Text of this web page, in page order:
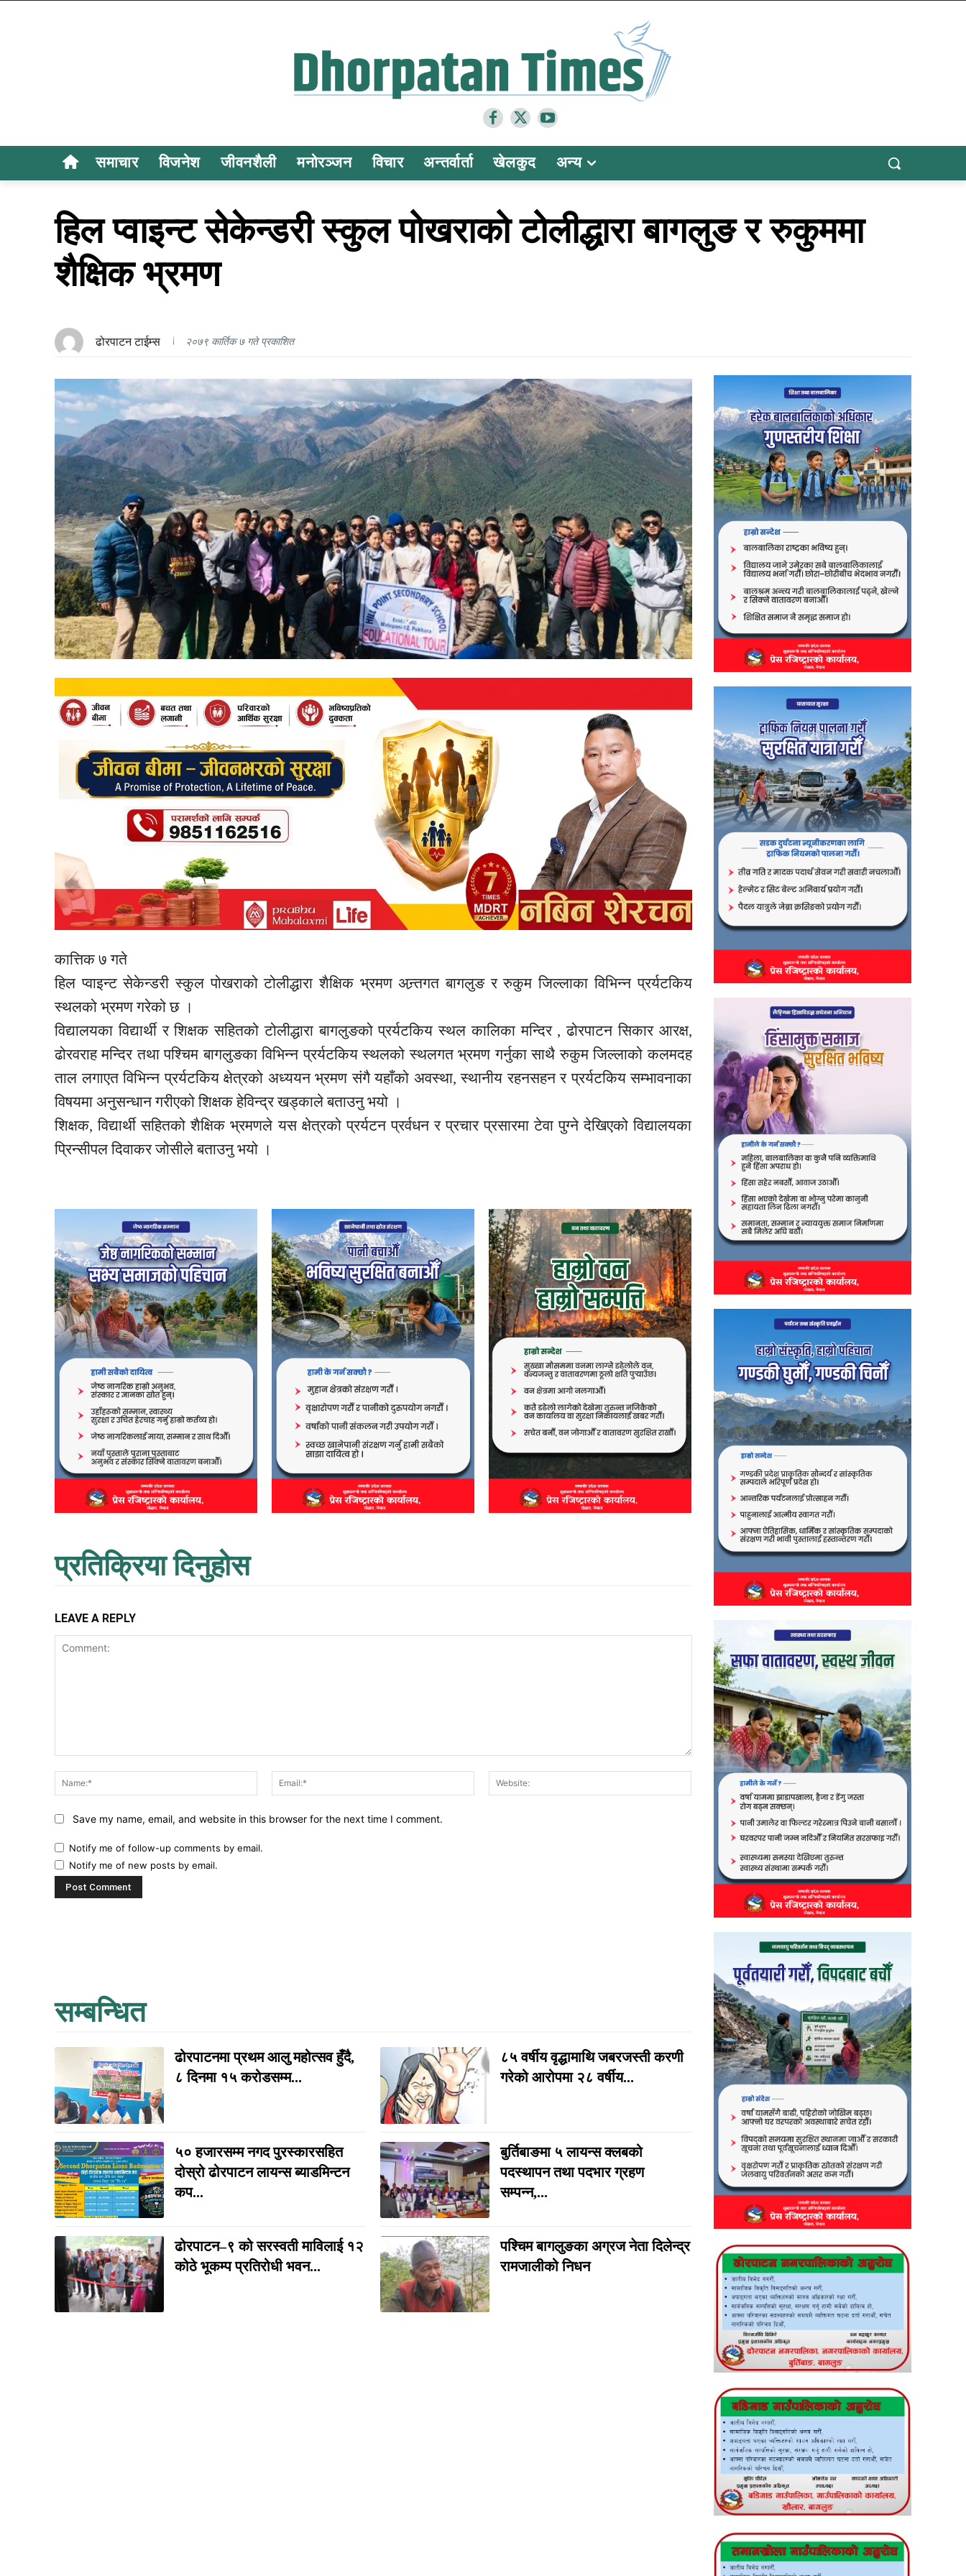
समाचार विजनेश जीवनशैली मनोरञ्जन विचार अन्तर्वार्ता खेलकुद अन्य
हिल प्वाइन्ट सेकेन्डरी स्कुल पोखराको टोलीद्धारा बागलुङ र रुकुममा
शैक्षिक भ्रमण
ढोरपाटन टाईम्स २०७९ कार्तिक ७ गते प्रकाशित
कात्तिक ७ गते
हिल प्वाइन्ट सेकेन्डरी स्कुल पोखराको टोलीद्धारा शैक्षिक भ्रमण अन्र्तगत बागलुङ र रुकुम जिल्लाका विभिन्न प्रर्यटकिय
स्थलको भ्रमण गरेको छ ।
विद्यालयका विद्यार्थी र शिक्षक सहितको टोलीद्धारा बागलुङको प्रर्यटकिय स्थल कालिका मन्दिर , ढोरपाटन सिकार आरक्ष,
ढोरवराह मन्दिर तथा पश्चिम बागलुङका विभिन्न प्रर्यटकिय स्थलको स्थलगत भ्रमण गर्नुका साथै रुकुम जिल्लाको कलमदह
ताल लगाएत विभिन्न प्रर्यटकिय क्षेत्रको अध्ययन भ्रमण संगै यहाँको अवस्था, स्थानीय रहनसहन र प्रर्यटकिय सम्भावनाका
विषयमा अनुसन्धान गरीएको शिक्षक हेविन्द्र खड्काले बताउनु भयो ।
शिक्षक, विद्यार्थी सहितको शैक्षिक भ्रमणले यस क्षेत्रको प्रर्यटन प्रर्वधन र प्रचार प्रसारमा टेवा पुग्ने देखिएको विद्यालयका
प्रिन्सीपल दिवाकर जोसीले बताउनु भयो ।
प्रतिक्रिया दिनुहोस
LEAVE A REPLY
Name:*
Email:* Website:
Save my name, email, and website in this browser for the next time I comment.
Notify me of follow-up comments by email.
Notify me of new posts by email.
सम्बन्धित
ढोरपाटनमा प्रथम आलु महोत्सव हुँदै,
८ दिनमा १५ करोडसम्म...
८५ वर्षीय वृद्धामाथि जबरजस्ती करणी
गरेको आरोपमा २८ वर्षीय...
५० हजारसम्म नगद पुरस्कारसहित
दोस्रो ढोरपाटन लायन्स ब्याडमिन्टन
कप...
बुर्तिबाङमा ५ लायन्स क्लबको
पदस्थापन तथा पदभार ग्रहण
सम्पन्न,...
ढोरपाटन–९ को सरस्वती माविलाई १२
कोठे भूकम्प प्रतिरोधी भवन...
पश्चिम बागलुङका अग्रज नेता दिलेन्द्र
रामजालीको निधन